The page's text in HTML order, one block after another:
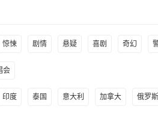
惊悚 剧情 悬疑 喜剧 奇幻
会
印度 泰国 意大利 加拿大 俄罗斯